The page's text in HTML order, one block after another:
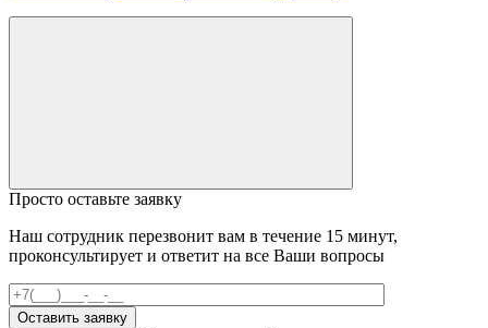
Просто оставьте заявку
Наш сотрудник перезвонит вам в течение 15 минут,
проконсультирует и ответит на все Ваши вопросы